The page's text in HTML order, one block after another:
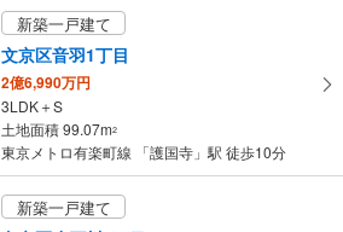
新築一戸建て
文京区音羽1丁目
2億6,990万円
3LDK＋S
土地面積 99.07m2
東京メトロ有楽町線 「護国寺」駅 徒歩10分
新築一戸建て